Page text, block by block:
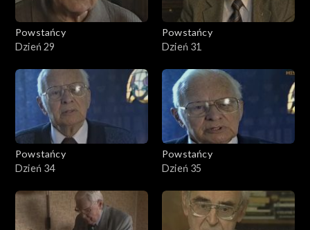
Powstańcy
Dzień 29
Powstańcy
Dzień 31
Powstańcy
Dzień 34
Powstańcy
Dzień 35